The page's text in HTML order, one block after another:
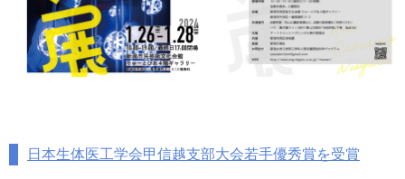
日本生体医工学会甲信越支部大会若手優秀賞を受賞